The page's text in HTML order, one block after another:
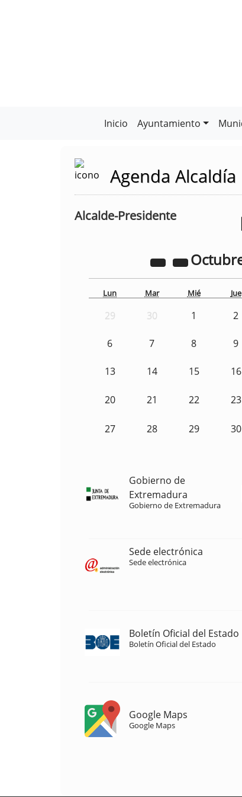
Inicio Ayuntamiento
Agenda Alcaldía
Alcalde-Presidente
Lun Mar Mié Jue
29 30 1 2
6 7 8 9
13 14 15 16
20 21 22 23
27 28 29 30
Gobierno de
Extremadura
Gobierno de Extremadura
Sede electrónica
Sede electrónica
Boletín Oficial del Estado
Boletín Oficial del Estado
Google Maps
Google Maps